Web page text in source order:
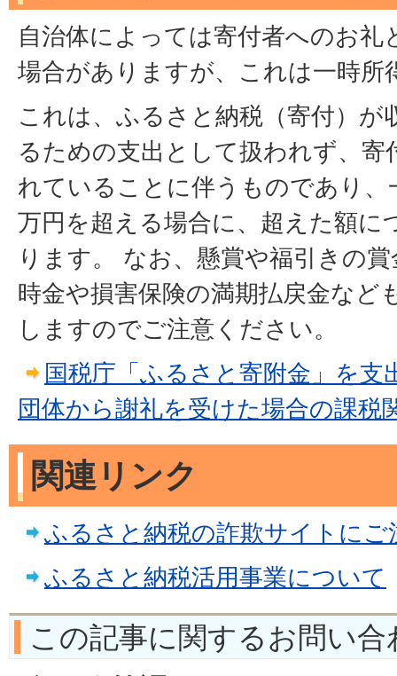
自治体によっては寄付者へのお礼
場合がありますが、これは一時所
これは、ふるさと納税（寄付）が
るための支出として扱われず、寄
れていることに伴うものであり
万円を超える場合に、超えた額に
ります。 なお、懸賞や福引きの
時金や損害保険の満期払戻金など
しますのでご注意ください。
国税庁「ふるさと寄附金」を支
団体から謝礼を受けた場合の課税
関連リンク
ふるさと納税の詐欺サイトにご
ふるさと納税活用事業について
この記事に関するお問い合